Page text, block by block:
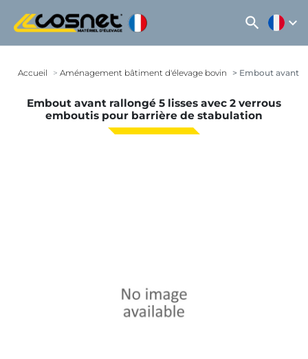
search expand_more
Accueil Aménagement bâtiment d'élevage bovin Embout avant
Embout avant rallongé 5 lisses avec 2 verrous
emboutis pour barrière de stabulation